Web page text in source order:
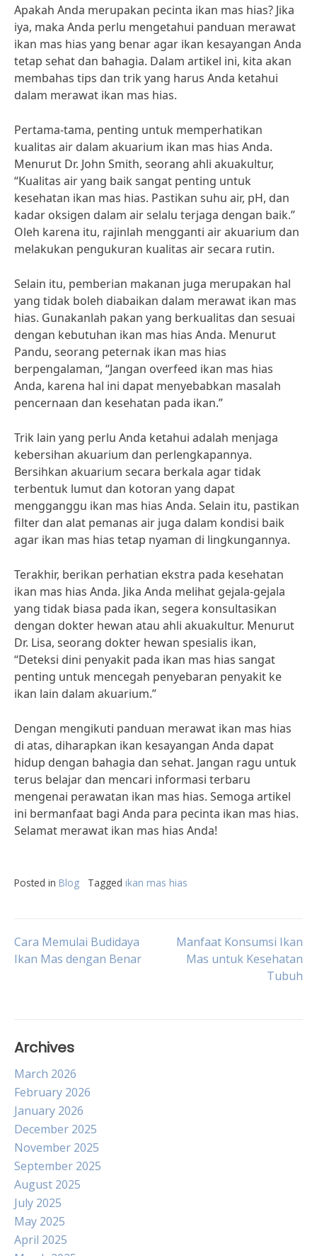
Apakah Anda merupakan pecinta ikan mas hias? Jika
iya, maka Anda perlu mengetahui panduan merawat
ikan mas hias yang benar agar ikan kesayangan Anda
tetap sehat dan bahagia. Dalam artikel ini, kita akan
membahas tips dan trik yang harus Anda ketahui
dalam merawat ikan mas hias.
Pertama-tama, penting untuk memperhatikan
kualitas air dalam akuarium ikan mas hias Anda.
Menurut Dr. John Smith, seorang ahli akuakultur,
“Kualitas air yang baik sangat penting untuk
kesehatan ikan mas hias. Pastikan suhu air, pH, dan
kadar oksigen dalam air selalu terjaga dengan baik.”
Oleh karena itu, rajinlah mengganti air akuarium dan
melakukan pengukuran kualitas air secara rutin.
Selain itu, pemberian makanan juga merupakan hal
yang tidak boleh diabaikan dalam merawat ikan mas
hias. Gunakanlah pakan yang berkualitas dan sesuai
dengan kebutuhan ikan mas hias Anda. Menurut
Pandu, seorang peternak ikan mas hias
berpengalaman, “Jangan overfeed ikan mas hias
Anda, karena hal ini dapat menyebabkan masalah
pencernaan dan kesehatan pada ikan.”
Trik lain yang perlu Anda ketahui adalah menjaga
kebersihan akuarium dan perlengkapannya.
Bersihkan akuarium secara berkala agar tidak
terbentuk lumut dan kotoran yang dapat
mengganggu ikan mas hias Anda. Selain itu, pastikan
filter dan alat pemanas air juga dalam kondisi baik
agar ikan mas hias tetap nyaman di lingkungannya.
Terakhir, berikan perhatian ekstra pada kesehatan
ikan mas hias Anda. Jika Anda melihat gejala-gejala
yang tidak biasa pada ikan, segera konsultasikan
dengan dokter hewan atau ahli akuakultur. Menurut
Dr. Lisa, seorang dokter hewan spesialis ikan,
“Deteksi dini penyakit pada ikan mas hias sangat
penting untuk mencegah penyebaran penyakit ke
ikan lain dalam akuarium.”
Dengan mengikuti panduan merawat ikan mas hias
di atas, diharapkan ikan kesayangan Anda dapat
hidup dengan bahagia dan sehat. Jangan ragu untuk
terus belajar dan mencari informasi terbaru
mengenai perawatan ikan mas hias. Semoga artikel
ini bermanfaat bagi Anda para pecinta ikan mas hias.
Selamat merawat ikan mas hias Anda!
Posted in Blog Tagged ikan mas hias
Post
Cara Memulai Budidaya
Ikan Mas dengan Benar
Manfaat Konsumsi Ikan
Mas untuk Kesehatan
Tubuh
Archives
March 2026
February 2026
January 2026
December 2025
November 2025
September 2025
August 2025
July 2025
May 2025
April 2025